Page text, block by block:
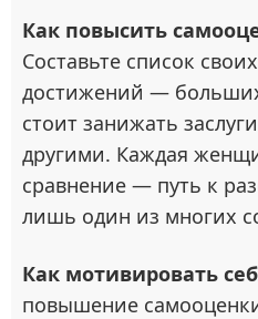
Как повысить
Составьте список
достижений —
стоит занижать
другими. Каждая
сравнение — путь к
лишь один из многих
Как мотивировать
повышение